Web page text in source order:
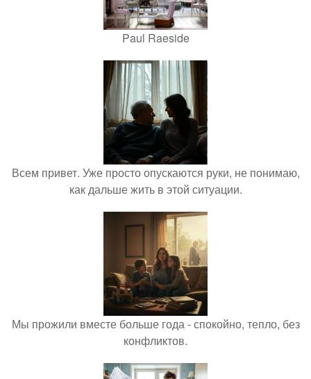
Paul Raeside
Всем привет. Уже просто опускаются руки, не понимаю,
как дальше жить в этой ситуации.
Мы прожили вместе больше года - спокойно, тепло, без
конфликтов.